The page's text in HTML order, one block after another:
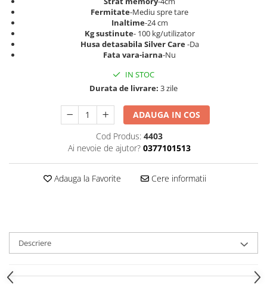
Fermitate-Mediu spre tare
Inaltime-24 cm
Kg sustinute- 100 kg/utilizator
Husa detasabila Silver Care-Da
Fata vara-iarna-Nu
IN STOC
Durata de livrare: 3 zile
ADAUGA IN COS
Cod Produs: 4403
Ai nevoie de ajutor? 0377101513
Adauga la Favorite Cere informatii
Descriere